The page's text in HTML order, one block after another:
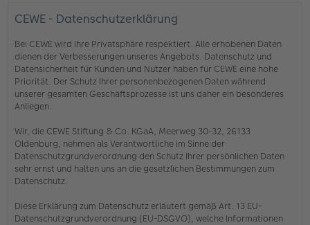
CEWE - Datenschutzerklärung
Bei CEWE wird Ihre Privatsphäre respektiert. Alle erhobenen Daten
dienen der Verbesserungen unseres Angebots. Datenschutz und
Datensicherheit für Kunden und Nutzer haben für CEWE eine hohe
Priorität. Der Schutz Ihrer personenbezogenen Daten während
unserer gesamten Geschäftsprozesse ist uns daher ein besonderes
Anliegen.
Wir, die CEWE Stiftung & Co. KGaA, Meerweg 30-32, 26133
Oldenburg, nehmen als Verantwortliche im Sinne der
Datenschutzgrundverordnung den Schutz Ihrer persönlichen Daten
sehr ernst und halten uns an die gesetzlichen Bestimmungen zum
Datenschutz.
Diese Erklärung zum Datenschutz erläutert gemäß Art. 13 EU-
Datenschutzgrundverordnung (EU-DSGVO), welche Informationen